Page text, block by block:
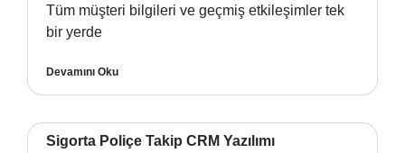
Tüm müşteri bilgileri ve geçmiş etkileşimler tek
bir yerde
Devamını Oku
Sigorta Poliçe Takip CRM Yazılımı